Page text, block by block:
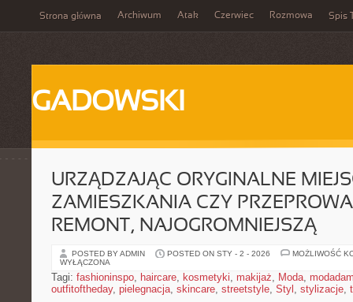
Strona główna Archiwum Atak Czerwiec Rozmowa Spis
GADOWSKI
URZĄDZAJĄC ORYGINALNE
ZAMIESZKANIA CZY
REMONT, NAJOGROMNIEJSZĄ
POSTED BY ADMIN POSTED ON STY - 2 - 2026
MOŻLIWOŚĆ
WYŁĄCZONA
Tagi: fashioninspo, haircare, kosmetyki, makijaż, Moda,
outfitoftheday, pielegnacja, skincare, streetstyle, Styl , stylizacje,